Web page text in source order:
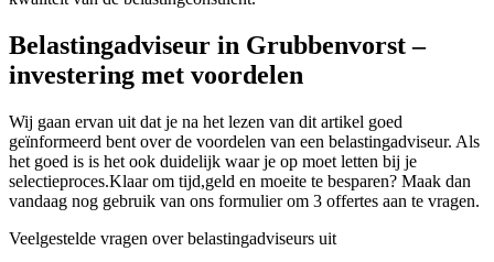
Belastingadviseur in Grubbenvorst –
investering met voordelen
Wij gaan ervan uit dat je na het lezen van dit artikel goed
geïnformeerd bent over de voordelen van een belastingadviseur. Als
het goed is is het ook duidelijk waar je op moet letten bij je
selectieproces.Klaar om tijd,geld en moeite te besparen? Maak dan
vandaag nog gebruik van ons formulier om 3 offertes aan te vragen.
Veelgestelde vragen over belastingadviseurs uit